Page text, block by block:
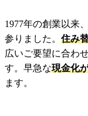
1977年の創業以来
参りました。 住み
広いご要望に合わ
す。早急な現金化
ます。